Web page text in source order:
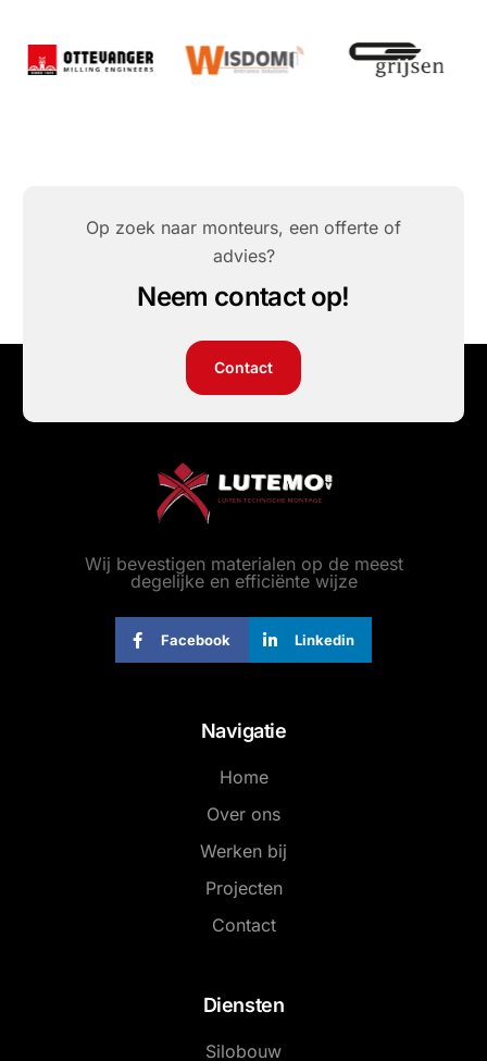
Op zoek naar monteurs, een offerte of
advies?
Neem contact op!
Contact
Wij bevestigen materialen op de meest
degelijke en efficiënte wijze
Facebook Linkedin
Navigatie
Home
Over ons
Werken bij
Projecten
Contact
Diensten
Silobouw